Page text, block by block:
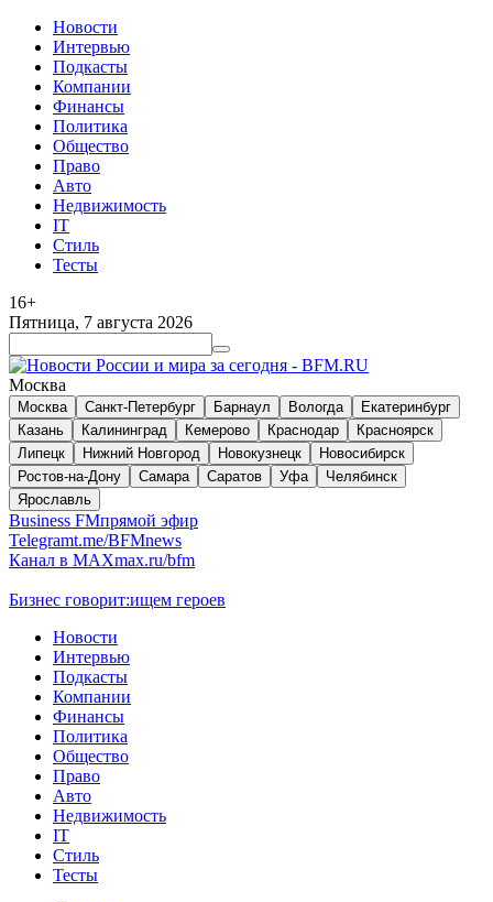
Новости
Интервью
Подкасты
Компании
Финансы
Политика
Общество
Право
Авто
Недвижимость
IT
Стиль
Тесты
16+
Пятница, 7 августа 2026
Москва
Москва Санкт-Петербург Барнаул Вологда
Екатеринбург
Казань
Калининград Кемерово Краснодар
Красноярск
Липецк
Нижний Новгород Новокузнецк
Новосибирск
Ростов-на-Дону
Самара Саратов Уфа
Челябинск
Ярославль
Business FMпрямой эфир
Telegramt.me/BFMnews
Канал в MAXmax.ru/bfm
Бизнес говорит:ищем героев
Новости
Интервью
Подкасты
Компании
Финансы
Политика
Общество
Право
Авто
Недвижимость
IT
Стиль
Тесты